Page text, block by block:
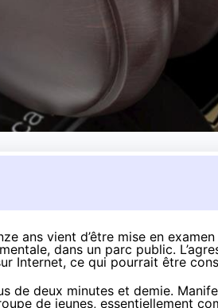
ans vient d’être mise en
dans un parc public.
Internet, ce qui pourrait être
de deux minutes et demie.
de jeunes, essentiellement